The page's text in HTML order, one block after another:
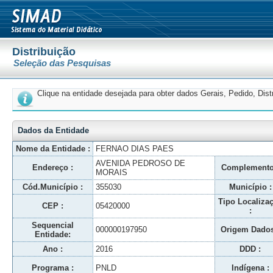
Distribuição
Seleção das Pesquisas
Clique na entidade desejada para obter dados Gerais, Pedido,
Dados da Entidade
Nome da Entidade :
FERNAO DIAS PAES
Endereço :
AVENIDA PEDROSO DE
MORAIS
Cód.Município : 355030 Município :
CEP : 05420000
Tipo
:
Sequencial
Entidade:
000000197950 Origem
Ano : 2016 DDD :
Programa : PNLD Indígena :